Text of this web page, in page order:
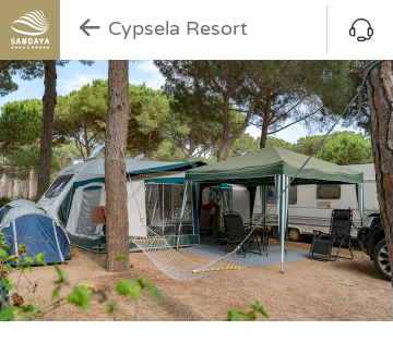
Cypsela Resort